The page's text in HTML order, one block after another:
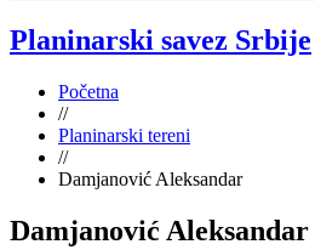
Planinarski savez Srbije
Početna
//
Planinarski tereni
//
Damjanović Aleksandar
Damjanović Aleksandar